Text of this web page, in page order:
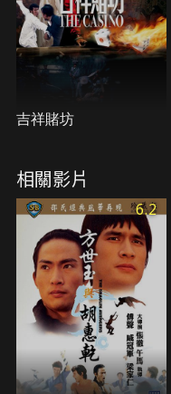
吉祥賭坊
相關影片
6.2